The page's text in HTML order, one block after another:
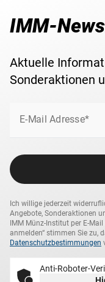
IMM-
Aktuelle
Sonderaktionen
E-Mail Adresse*
Ich willige jederzeit
Angebote, Sonderaktionen
IMM Münz-Institut per E-
anmelden“ stimmen Sie zu,
Datenschutzbestimmungen
Anti-Roboter-